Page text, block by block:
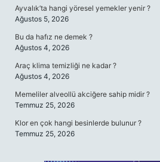
Ayvalık’ta hangi yöresel yemekler yenir ?
Ağustos 5, 2026
Bu da hafız ne demek ?
Ağustos 4, 2026
Araç klima temizliği ne kadar ?
Ağustos 4, 2026
Memeliler alveollü akciğere sahip midir ?
Temmuz 25, 2026
Klor en çok hangi besinlerde bulunur ?
Temmuz 25, 2026